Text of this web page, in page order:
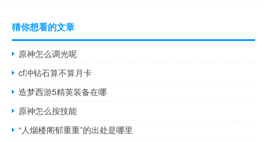
猜你想看的文章
原神怎么调光呢
cf冲钻石算不算月卡
造梦西游5精英装备在哪
原神怎么按技能
“人烟楼阁郁重重”的出处是哪里